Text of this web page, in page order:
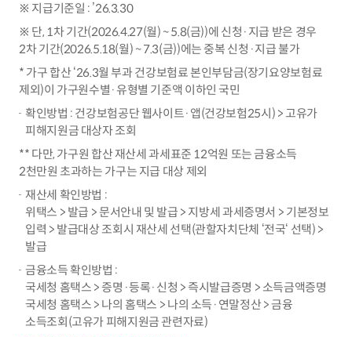
※ 지급기준일 : ’26.3.30
※ 단, 1차 기간(2026.4.27(월) ~ 5.8(금))에 신청·지급 받은 경우
2차 기간(2026.5.18(월) ~ 7.3(금))에는 중복 신청·지급 불가
* 가구 합산 ‘26.3월 부과 건강보험료 본인부담금(장기요양보험료
제외)이 가구원수별·유형별 기준액 이하인 국민
확인방법 : 건강보험공단 웹사이트·앱(건강보험25시) > 고유가
피해지원금 대상자 조회
** 다만, 가구원 합산 재산세 과세표준 12억원 또는 금융소득
2천만원 초과하는 가구는 지급 대상 제외
재산세 확인방법 :
위택스 > 발급 > 문서안내 및 발급 > 지방세 과세증명서 > 기본정보
입력 > 발급대상 조회시 재산세 선택(관할자치단체 ‘전국‘ 선택) >
발급
금융소득 확인방법 :
국세청 홈택스 > 증명·등록·신청 > 즉시발급증명 > 소득금액증명
국세청 홈택스 > 나의 홈택스 > 나의 소득·연말정산 > 금융
소득조회(고유가 피해지원금 관련자료)